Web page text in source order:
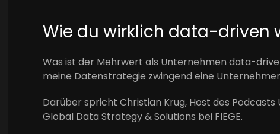
Wie du wirklich data-driven
Was ist der Mehrwert als Unternehmen data-
meine Datenstrategie zwingend eine
Darüber spricht Christian Krug, Host des
Global Data Strategy & Solutions bei FIEGE.